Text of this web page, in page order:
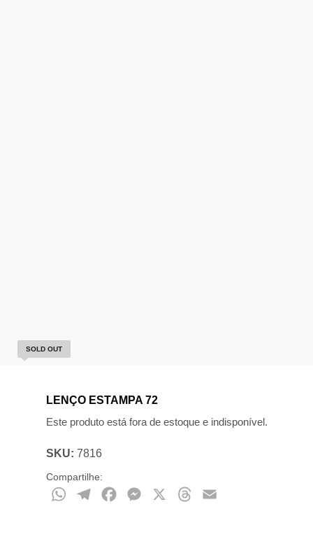
SOLD OUT
LENÇO ESTAMPA 72
Este produto está fora de estoque e indisponível.
SKU: 7816
Compartilhe:
WhatsAppTelegramFacebookMessenger Threads